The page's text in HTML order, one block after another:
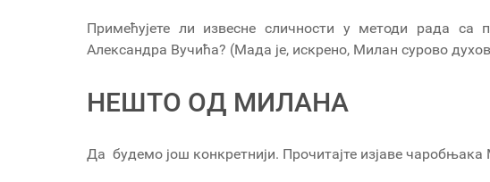
Примећујете ли извесне сличности у методи рада
Александра Вучића? (Мада је, искрено, Милан
НЕШТО ОД МИЛАНА
Да будемо још конкретнији. Прочитајте изјаве